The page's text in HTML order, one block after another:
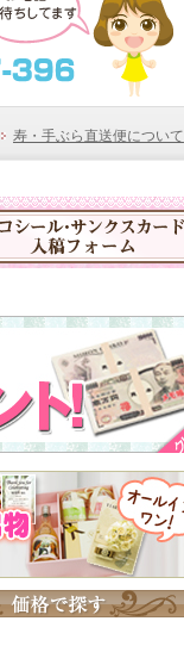
寿・手ぶら直送便について